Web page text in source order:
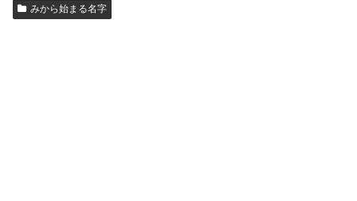
みから始まる名字